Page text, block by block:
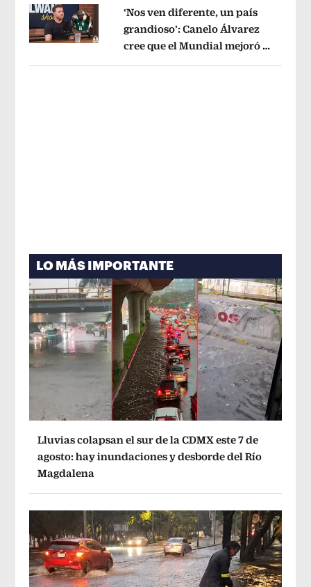
Opens in new window
‘Nos ven diferente, un país
grandioso’: Canelo Álvarez
cree que el Mundial mejoró la
LO MÁS IMPORTANTE
Lluvias colapsan el sur de la CDMX este 7 de
agosto: hay inundaciones y desborde del Río
Magdalena